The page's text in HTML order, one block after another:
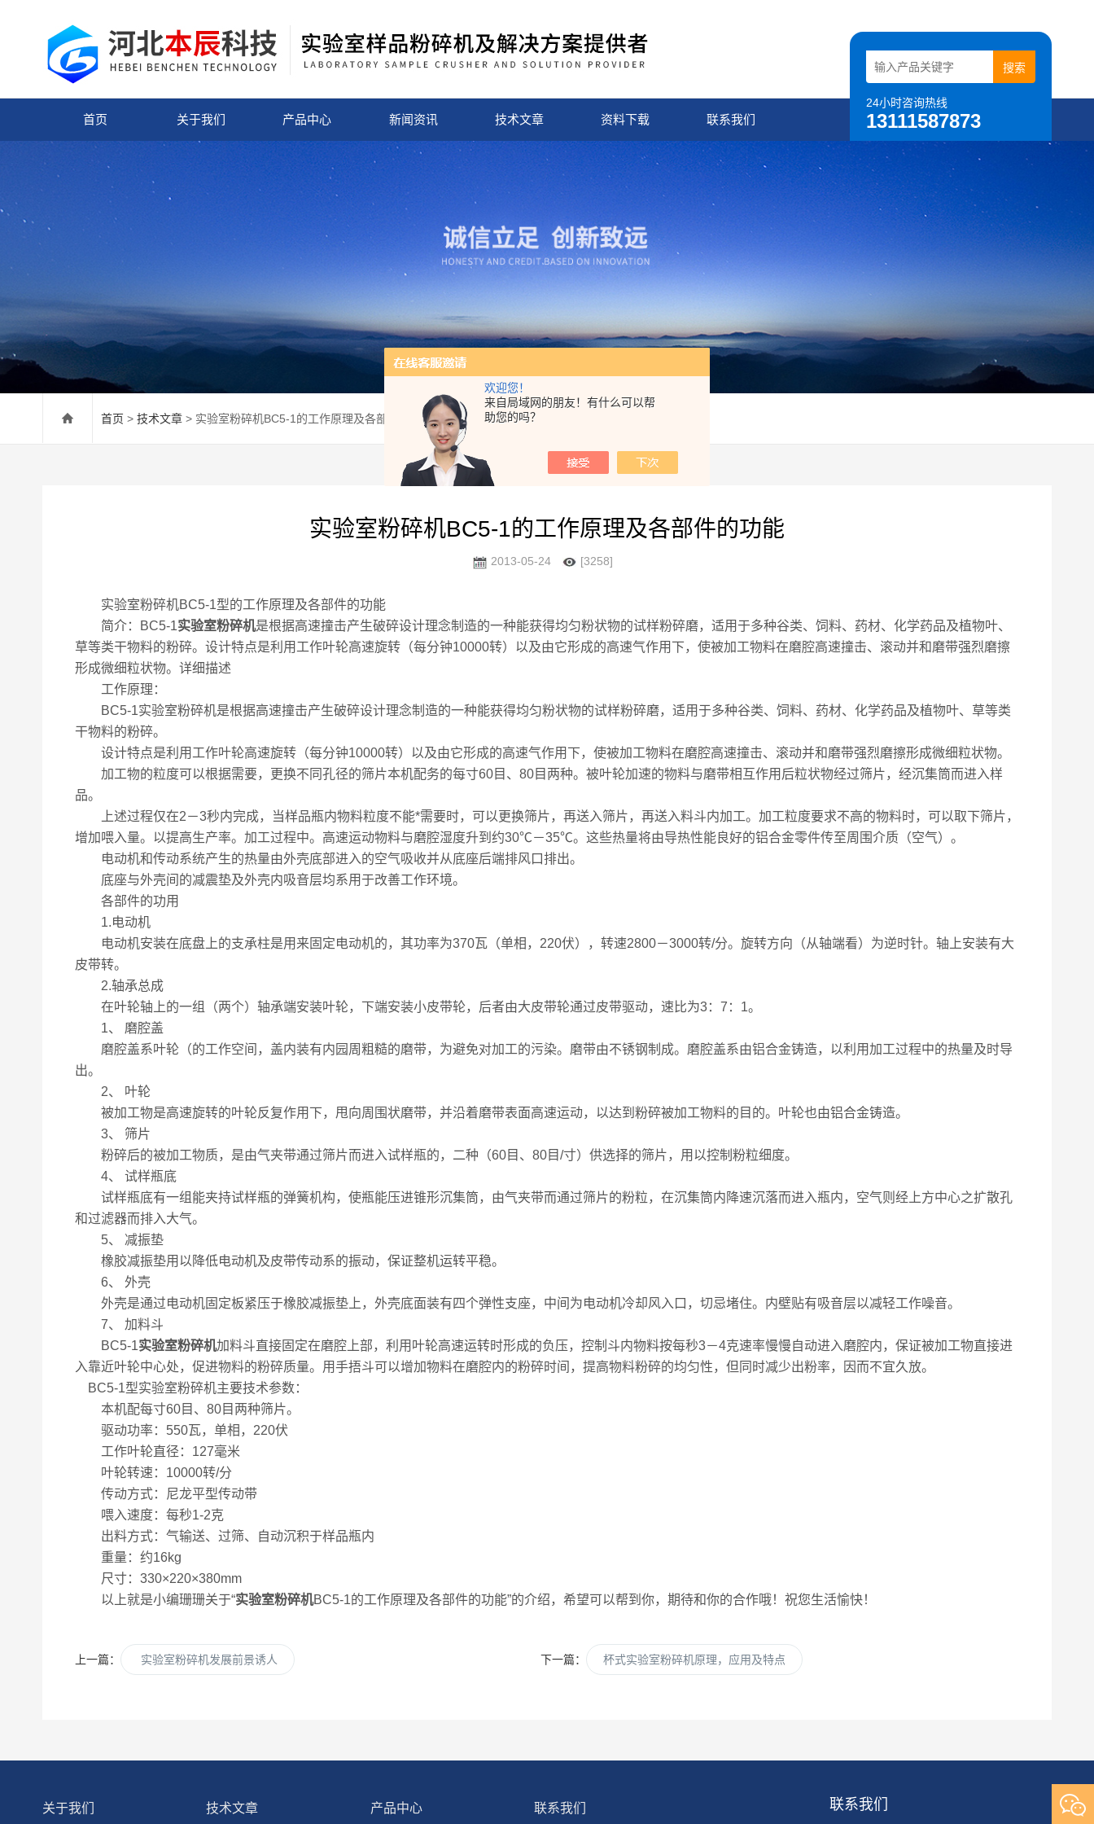
欢迎您！
来自局域网的朋友！有什么可以帮
助您的吗？
24小时咨询热线
13111587873
首页 关于我们 产品中心 新闻资讯 技术文章 资料下载 联系我们
首页 > 技术文章 > 实验室粉碎机BC5-1的工作原理及各部件的功能
实验室粉碎机BC5-1的工作原理及各部件的功能
2013-05-24 [3258]
实验室粉碎机BC5-1型的工作原理及各部件的功能
简介：BC5-1实验室粉碎机是根据高速撞击产生破碎设计理念制造的一种能获得均匀粉状物的试样粉碎磨，适用于多种谷类、饲料、药材、化学药品及植物叶、
草等类干物料的粉碎。设计特点是利用工作叶轮高速旋转（每分钟10000转）以及由它形成的高速气作用下，使被加工物料在磨腔高速撞击、滚动并和磨带强烈磨擦
形成微细粒状物。详细描述
工作原理：
BC5-1实验室粉碎机是根据高速撞击产生破碎设计理念制造的一种能获得均匀粉状物的试样粉碎磨，适用于多种谷类、饲料、药材、化学药品及植物叶、草等类
干物料的粉碎。
设计特点是利用工作叶轮高速旋转（每分钟10000转）以及由它形成的高速气作用下，使被加工物料在磨腔高速撞击、滚动并和磨带强烈磨擦形成微细粒状物。
加工物的粒度可以根据需要，更换不同孔径的筛片本机配务的每寸60目、80目两种。被叶轮加速的物料与磨带相互作用后粒状物经过筛片，经沉集筒而进入样
品。
上述过程仅在2－3秒内完成，当样品瓶内物料粒度不能*需要时，可以更换筛片，再送入筛片，再送入料斗内加工。加工粒度要求不高的物料时，可以取下筛片，
增加喂入量。以提高生产率。加工过程中。高速运动物料与磨腔湿度升到约30℃－35℃。这些热量将由导热性能良好的铝合金零件传至周围介质（空气）。
电动机和传动系统产生的热量由外壳底部进入的空气吸收并从底座后端排风口排出。
底座与外壳间的减震垫及外壳内吸音层均系用于改善工作环境。
各部件的功用
1.电动机
电动机安装在底盘上的支承柱是用来固定电动机的，其功率为370瓦（单相，220伏），转速2800－3000转/分。旋转方向（从轴端看）为逆时针。轴上安装有大
皮带转。
2.轴承总成
在叶轮轴上的一组（两个）轴承端安装叶轮，下端安装小皮带轮，后者由大皮带轮通过皮带驱动，速比为3：7：1。
1、 磨腔盖
磨腔盖系叶轮（的工作空间，盖内装有内园周粗糙的磨带，为避免对加工的污染。磨带由不锈钢制成。磨腔盖系由铝合金铸造，以利用加工过程中的热量及时导
出。
2、 叶轮
被加工物是高速旋转的叶轮反复作用下，甩向周围状磨带，并沿着磨带表面高速运动，以达到粉碎被加工物料的目的。叶轮也由铝合金铸造。
3、 筛片
粉碎后的被加工物质，是由气夹带通过筛片而进入试样瓶的，二种（60目、80目/寸）供选择的筛片，用以控制粉粒细度。
4、 试样瓶底
试样瓶底有一组能夹持试样瓶的弹簧机构，使瓶能压进锥形沉集筒，由气夹带而通过筛片的粉粒，在沉集筒内降速沉落而进入瓶内，空气则经上方中心之扩散孔
和过滤器而排入大气。
5、 减振垫
橡胶减振垫用以降低电动机及皮带传动系的振动，保证整机运转平稳。
6、 外壳
外壳是通过电动机固定板紧压于橡胶减振垫上，外壳底面装有四个弹性支座，中间为电动机冷却风入口，切忌堵住。内壁贴有吸音层以减轻工作噪音。
7、 加料斗
BC5-1实验室粉碎机加料斗直接固定在磨腔上部，利用叶轮高速运转时形成的负压，控制斗内物料按每秒3－4克速率慢慢自动进入磨腔内，保证被加工物直接进
入靠近叶轮中心处，促进物料的粉碎质量。用手捂斗可以增加物料在磨腔内的粉碎时间，提高物料粉碎的均匀性，但同时减少出粉率，因而不宜久放。
BC5-1型实验室粉碎机主要技术参数：
本机配每寸60目、80目两种筛片。
驱动功率：550瓦，单相，220伏
工作叶轮直径：127毫米
叶轮转速：10000转/分
传动方式：尼龙平型传动带
喂入速度：每秒1-2克
出料方式：气输送、过筛、自动沉积于样品瓶内
重量：约16kg
尺寸：330×220×380mm
以上就是小编珊珊关于“实验室粉碎机BC5-1的工作原理及各部件的功能”的介绍，希望可以帮到你，期待和你的合作哦！祝您生活愉快！
上一篇： 实验室粉碎机发展前景诱人 下一篇： 杯式实验室粉碎机原理，应用及特点
关于我们 技术文章 产品中心 联系我们 联系我们